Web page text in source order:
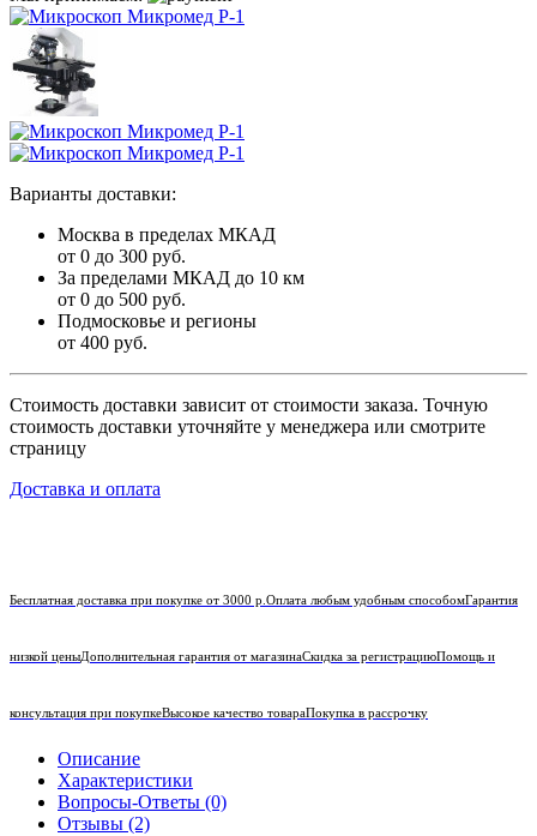
Варианты доставки:
Москва в пределах МКАД
от 0 до 300 руб.
За пределами МКАД до 10 км
от 0 до 500 руб.
Подмосковье и регионы
от 400 руб.
Стоимость доставки зависит от стоимости заказа. Точную
стоимость доставки уточняйте у менеджера или смотрите
страницу
Доставка и оплата
Бесплатная доставка при покупке от 3000 р. Оплата любым удобным способомГарантия
низкой ценыДополнительная гарантия от магазинаСкидка за регистрациюПомощь и
консультация при покупкеВысокое качество товараПокупка в рассрочку
Описание
Характеристики
Вопросы-Ответы (0)
Отзывы (2)